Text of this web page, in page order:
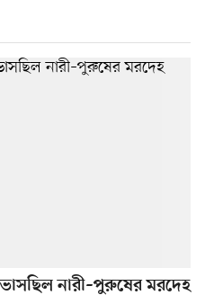
নারী–পুরুষের মরদেহ